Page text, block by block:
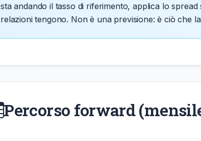
sta andando il tasso di riferimento, applica lo
relazioni tengono. Non è una previsione: è ciò che
Percorso forward